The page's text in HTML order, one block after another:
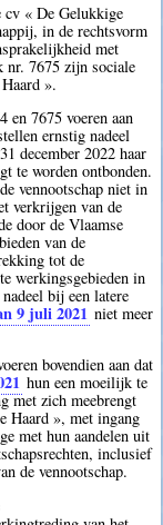
cv « De Gelukkige
in de rechtsvorm
met
nr. 7675 zijn sociale
».
en 7675 voeren aan
ernstig nadeel
december 2022 haar
te worden ontbonden.
vennootschap niet in
verkrijgen van de
door de Vlaamse
van de
tot de
werkingsgebieden in
bij een latere
9 juli 2021 niet meer
bovendien aan dat
hun een moeilijk te
met zich meebrengt
Haard », met ingang
met hun aandelen uit
inclusief
de vennootschap.